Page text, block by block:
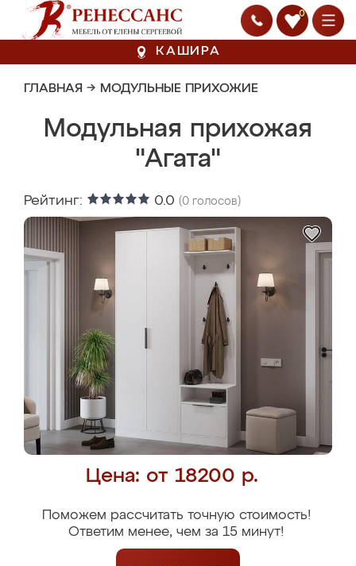
0
КАШИРА
ГЛАВНАЯ → МОДУЛЬНЫЕ ПРИХОЖИЕ
Модульная прихожая
"Агата"
Рейтинг: 0.0 (0 голосов)
Цена: от 18200 р.
Поможем рассчитать точную стоимость!
Ответим менее, чем за 15 минут!